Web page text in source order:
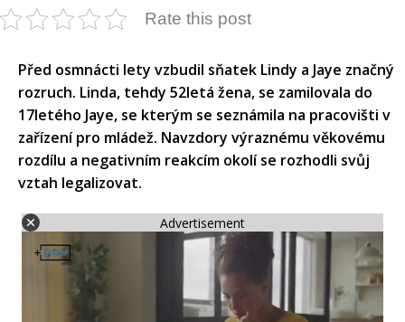
Rate this post
Před osmnácti lety vzbudil sňatek Lindy a Jaye značný
rozruch. Linda, tehdy 52letá žena, se zamilovala do
17letého Jaye, se kterým se seznámila na pracovišti v
zařízení pro mládež. Navzdory výraznému věkovému
rozdílu a negativním reakcím okolí se rozhodli svůj
vztah legalizovat.
Advertisement